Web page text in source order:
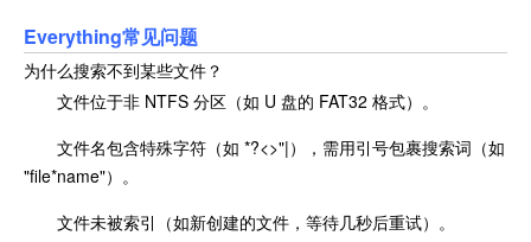
Everything常见问题
为什么搜索不到某些文件？
文件位于非 NTFS 分区（如 U 盘的 FAT32 格式）。
文件名包含特殊字符（如 *?<>"|），需用引号包裹搜索词（如
"file*name"）。
文件未被索引（如新创建的文件，等待几秒后重试）。